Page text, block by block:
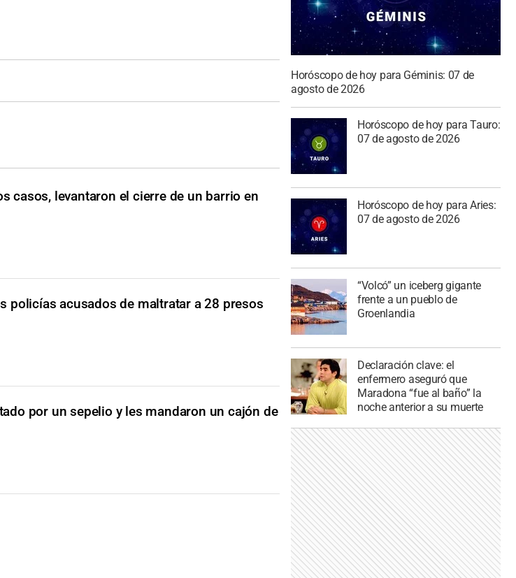
casos, levantaron el cierre de un barrio en
policías acusados de maltratar a 28 presos
por un sepelio y les mandaron un cajón de
Horóscopo de hoy para Géminis: 07 de
agosto de 2026
Horóscopo de hoy para Tauro:
07 de agosto de 2026
Horóscopo de hoy para Aries:
07 de agosto de 2026
“Volcó” un iceberg gigante
frente a un pueblo de
Groenlandia
Declaración clave: el
enfermero aseguró que
Maradona “fue al baño” la
noche anterior a su muerte